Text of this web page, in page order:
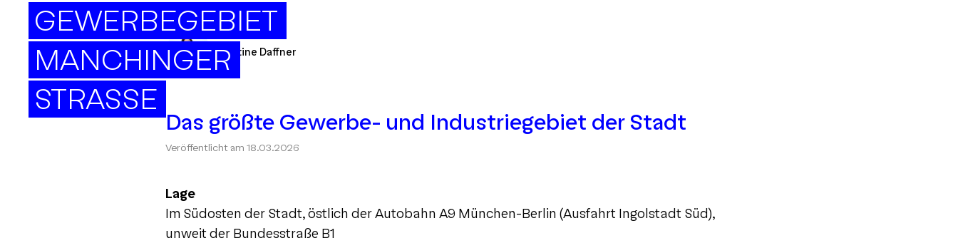
GEWERBEGEBIET
MANCHINGER
STRASSE
Christine Daffner
Das größte Gewerbe- und Industriegebiet der Stadt
Veröffentlicht am 18.03.2026
Lage
Im Südosten der Stadt, östlich der Autobahn A9 München-Berlin (Ausfahrt Ingolstadt Süd),
unweit der Bundesstraße B1